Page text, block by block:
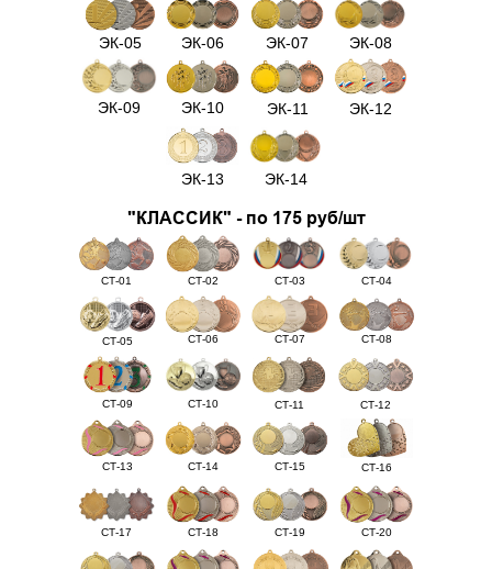
ЭК-14
ЭК-13
ЭК-12
ЭК-11
ЭК-10
ЭК-09
ЭК-08
ЭК-07
ЭК-06
ЭК-05
СТ-01 СТ-02
СТ-14 СТ-15
СТ-13
СТ-12
СТ-11
СТ-10
СТ-09
СТ-08
СТ-07
СТ-06
СТ-05
СТ-04
СТ-03
СТ-16
СТ-17 СТ-20
СТ-19
СТ-18
"КЛАССИК" - по 175 руб/шт